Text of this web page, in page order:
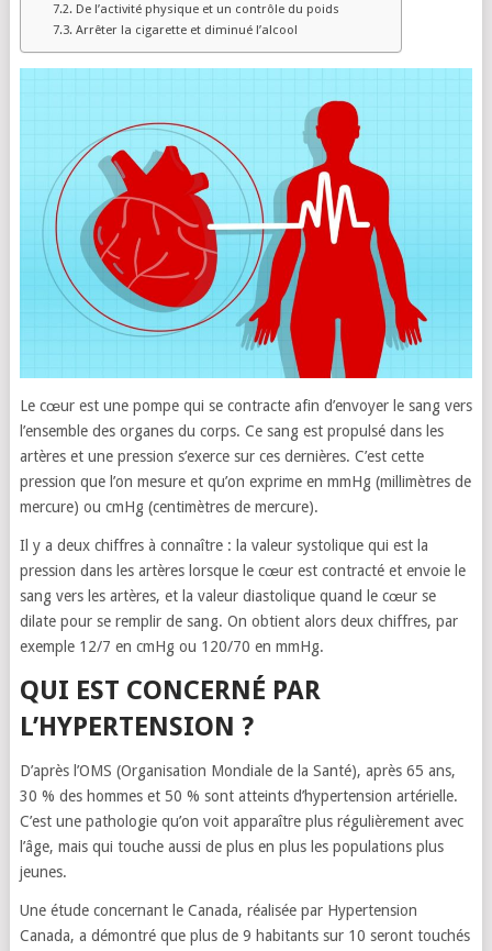
De l’activité physique et un contrôle du poids
Arrêter la cigarette et diminué l’alcool
Le cœur est une pompe qui se contracte afin d’envoyer le sang vers
l’ensemble des organes du corps. Ce sang est propulsé dans les
artères et une pression s’exerce sur ces dernières. C’est cette
pression que l’on mesure et qu’on exprime en mmHg (millimètres de
mercure) ou cmHg (centimètres de mercure).
Il y a deux chiffres à connaître : la valeur systolique qui est la
pression dans les artères lorsque le cœur est contracté et envoie le
sang vers les artères, et la valeur diastolique quand le cœur se
dilate pour se remplir de sang. On obtient alors deux chiffres, par
exemple 12/7 en cmHg ou 120/70 en mmHg.
QUI EST CONCERNÉ PAR
L’HYPERTENSION ?
D’après l’OMS (Organisation Mondiale de la Santé), après 65 ans,
30 % des hommes et 50 % sont atteints d’hypertension artérielle.
C’est une pathologie qu’on voit apparaître plus régulièrement avec
l’âge, mais qui touche aussi de plus en plus les populations plus
jeunes.
Une étude concernant le Canada, réalisée par Hypertension
Canada, a démontré que plus de 9 habitants sur 10 seront touchés